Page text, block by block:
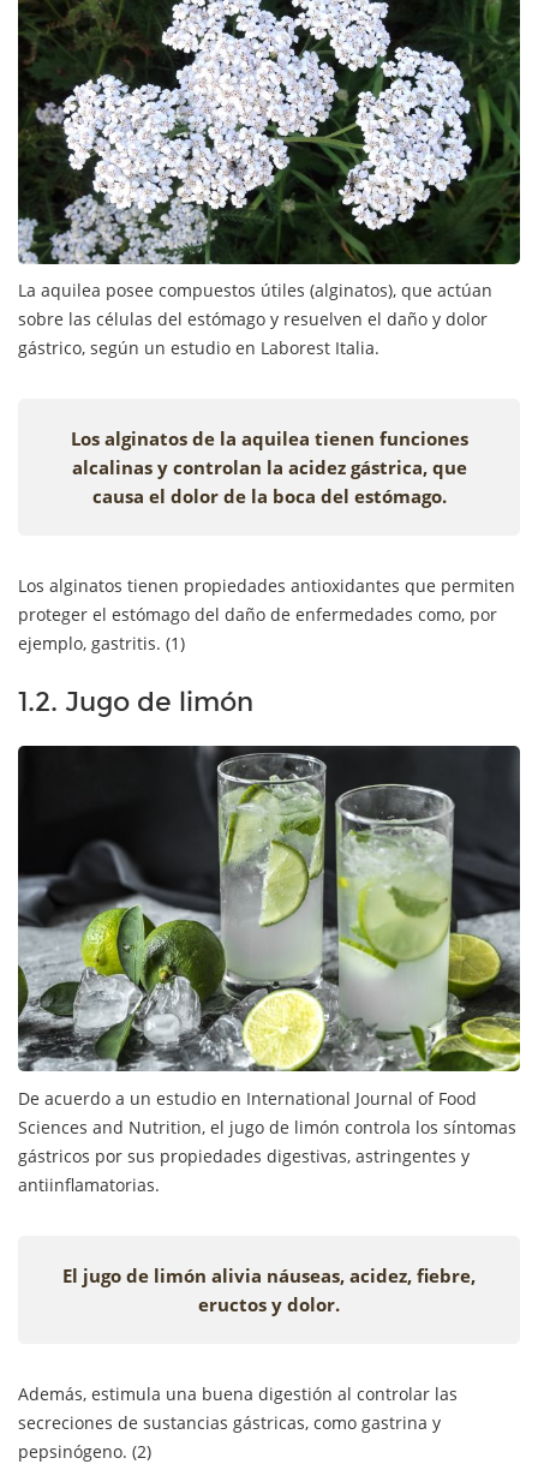
La aquilea posee compuestos útiles (alginatos), que actúan
sobre las células del estómago y resuelven el daño y dolor
gástrico, según un estudio en Laborest Italia.
Los alginatos de la aquilea tienen funciones
alcalinas y controlan la acidez gástrica, que
causa el dolor de la boca del estómago.
Los alginatos tienen propiedades antioxidantes que permiten
proteger el estómago del daño de enfermedades como, por
ejemplo, gastritis. (1)
1.2. Jugo de limón
De acuerdo a un estudio en International Journal of Food
Sciences and Nutrition, el jugo de limón controla los síntomas
gástricos por sus propiedades digestivas, astringentes y
antiinflamatorias.
El jugo de limón alivia náuseas, acidez, fiebre,
eructos y dolor.
Además, estimula una buena digestión al controlar las
secreciones de sustancias gástricas, como gastrina y
pepsinógeno. (2)